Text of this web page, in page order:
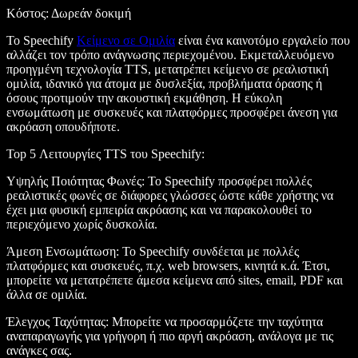
Κόστος: Δωρεάν δοκιμή
Το Speechify Κείμενο σε Ομιλία είναι ένα καινοτόμο εργαλείο που
αλλάζει τον τρόπο ανάγνωσης περιεχομένου. Εκμεταλλευόμενο
προηγμένη τεχνολογία TTS, μετατρέπει κείμενο σε ρεαλιστική
ομιλία, ιδανικό για άτομα με δυσλεξία, προβλήματα όρασης ή
όσους προτιμούν την ακουστική εκμάθηση. Η εύκολη
ενσωμάτωση με συσκευές και πλατφόρμες προσφέρει άνεση για
ακρόαση οπουδήποτε.
Top 5 Λειτουργίες TTS του Speechify:
Υψηλής Ποιότητας Φωνές: Το Speechify προσφέρει πολλές
ρεαλιστικές φωνές σε διάφορες γλώσσες ώστε κάθε χρήστης να
έχει μια φυσική εμπειρία ακρόασης και να παρακολουθεί το
περιεχόμενο χωρίς δυσκολία.
Άμεση Ενσωμάτωση: Το Speechify συνδέεται με πολλές
πλατφόρμες και συσκευές, π.χ. web browsers, κινητά κ.ά. Έτσι,
μπορείτε να μετατρέπετε άμεσα κείμενα από sites, email, PDF και
άλλα σε ομιλία.
Έλεγχος Ταχύτητας: Μπορείτε να προσαρμόζετε την ταχύτητα
αναπαραγωγής για γρήγορη ή πιο αργή ακρόαση, ανάλογα με τις
ανάγκες σας.